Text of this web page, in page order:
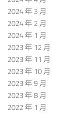
2024 年 3 月
2024 年 2 月
2024 年 1 月
2023 年 12 月
2023 年 11 月
2023 年 10 月
2023 年 9 月
2023 年 8 月
2022 年 1 月